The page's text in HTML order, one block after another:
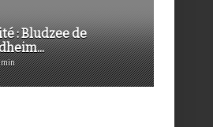
: Bludzee de